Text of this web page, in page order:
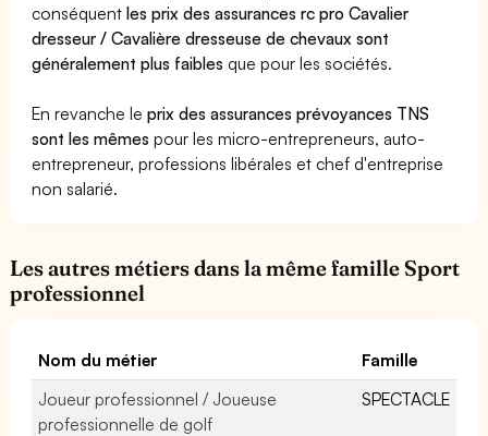
conséquentles prix des assurances rc pro Cavalier
dresseur / Cavalière dresseuse de chevaux sont
généralement plus faibles que pour les sociétés.
En revanche leprix des assurances prévoyances TNS
sont les mêmes pour les micro-entrepreneurs, auto-
entrepreneur, professions libérales et chef d'entreprise
non salarié.
Les autres métiers dans la même famille Sport
professionnel
Nom du métier
Famille
Joueur professionnel / Joueuse
professionnelle de golf
SPECTACLE